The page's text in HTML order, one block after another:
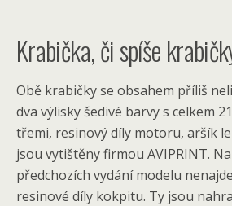
Krabička, či spíše
Obě krabičky se obsahem příliš
dva výlisky šedivé barvy s celkem
třemi, resinový díly motoru, aršík
jsou vytištěny firmou AVIPRINT.
předchozích vydání modelu
resinové díly kokpitu. Ty jsou